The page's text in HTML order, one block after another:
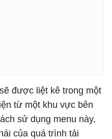
được liệt kê trong một
từ một khu vực bên
sử dụng menu này,
của quá trình tải